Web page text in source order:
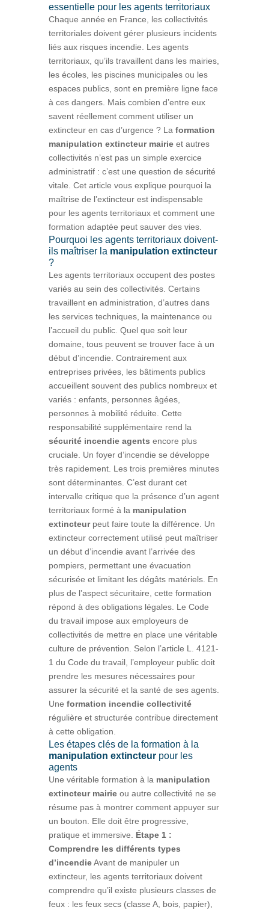
essentielle pour les agents territoriaux
Chaque année en France, les collectivités
territoriales doivent gérer plusieurs incidents
liés aux risques incendie. Les agents
territoriaux, qu’ils travaillent dans les mairies,
les écoles, les piscines municipales ou les
espaces publics, sont en première ligne face
à ces dangers. Mais combien d’entre eux
savent réellement comment utiliser un
extincteur en cas d’urgence ? La formation
manipulation extincteur mairieet autres
collectivités n’est pas un simple exercice
administratif : c’est une question de sécurité
vitale. Cet article vous explique pourquoi la
maîtrise de l’extincteur est indispensable
pour les agents territoriaux et comment une
formation adaptée peut sauver des vies.
Pourquoi les agents territoriaux doivent-
ils maîtriser la manipulation extincteur
?
Les agents territoriaux occupent des postes
variés au sein des collectivités. Certains
travaillent en administration, d’autres dans
les services techniques, la maintenance ou
l’accueil du public. Quel que soit leur
domaine, tous peuvent se trouver face à un
début d’incendie. Contrairement aux
entreprises privées, les bâtiments publics
accueillent souvent des publics nombreux et
variés : enfants, personnes âgées,
personnes à mobilité réduite. Cette
responsabilité supplémentaire rend la
sécurité incendie agents encore plus
cruciale. Un foyer d’incendie se développe
très rapidement. Les trois premières minutes
sont déterminantes. C’est durant cet
intervalle critique que la présence d’un agent
territoriaux formé à la manipulation
extincteurpeut faire toute la différence. Un
extincteur correctement utilisé peut maîtriser
un début d’incendie avant l’arrivée des
pompiers, permettant une évacuation
sécurisée et limitant les dégâts matériels. En
plus de l’aspect sécuritaire, cette formation
répond à des obligations légales. Le Code
du travail impose aux employeurs de
collectivités de mettre en place une véritable
culture de prévention. Selon l’article L. 4121-
1 du Code du travail, l’employeur public doit
prendre les mesures nécessaires pour
assurer la sécurité et la santé de ses agents.
Une formation incendie collectivité
régulière et structurée contribue directement
à cette obligation.
Les étapes clés de la formation à la
manipulation extincteurpour les
agents
Une véritable formation à la manipulation
extincteur mairieou autre collectivité ne se
résume pas à montrer comment appuyer sur
un bouton. Elle doit être progressive,
pratique et immersive. Étape 1 :
Comprendre les différents types
d’incendieAvant de manipuler un
extincteur, les agents territoriaux doivent
comprendre qu’il existe plusieurs classes de
feux : les feux secs (classe A, bois, papier),